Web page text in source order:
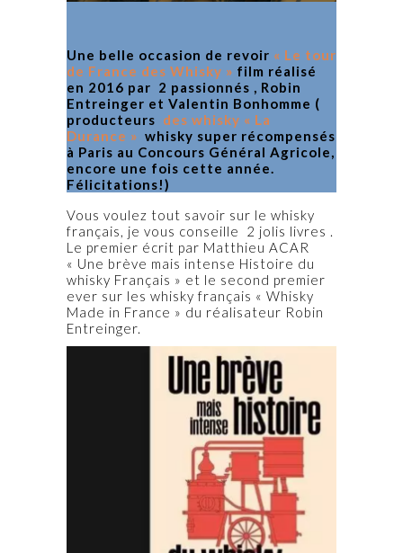
Une belle occasion de revoir « Le tour
de France des Whisky » film réalisé
en 2016 par 2 passionnés , Robin
Entreinger et Valentin Bonhomme (
producteurs des whisky « La
Durance » whisky super récompensés
à Paris au Concours Général Agricole,
encore une fois cette année.
Félicitations!)
Vous voulez tout savoir sur le whisky
français, je vous conseille 2 jolis livres .
Le premier écrit par Matthieu ACAR
« Une brève mais intense Histoire du
whisky Français » et le second premier
ever sur les whisky français « Whisky
Made in France » du réalisateur Robin
Entreinger.